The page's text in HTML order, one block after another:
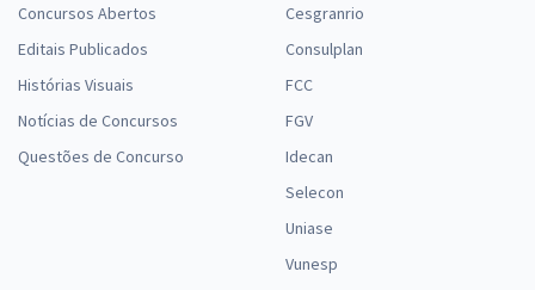
Concursos Abertos
Editais Publicados
Histórias Visuais
Notícias de Concursos
Questões de Concurso
Cesgranrio
Consulplan
FCC
FGV
Idecan
Selecon
Uniase
Vunesp